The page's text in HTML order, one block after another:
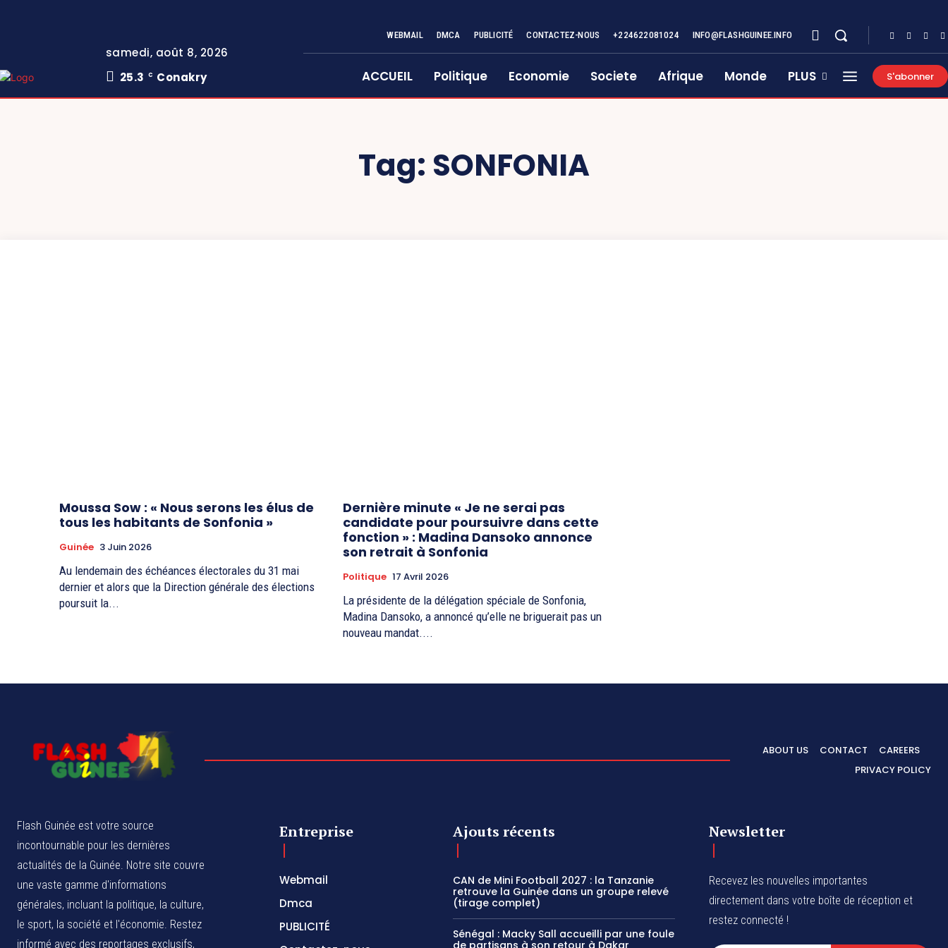
samedi, août 8, 2026
25.3
C Conakry
WEBMAIL DMCA PUBLICITÉ CONTACTEZ-NOUS +224622081024 INFO@FLASHGUINEE.INFO
ACCUEIL Politique Economie Societe Afrique Monde PLUS S'abonner
Tag: SONFONIA
Moussa Sow : « Nous serons les élus de
tous les habitants de Sonfonia »
Guinée 3 Juin 2026
Au lendemain des échéances électorales du 31 mai
dernier et alors que la Direction générale des élections
poursuit la...
Dernière minute « Je ne serai pas
candidate pour poursuivre dans cette
fonction » : Madina Dansoko annonce
son retrait à Sonfonia
Politique 17 Avril 2026
La présidente de la délégation spéciale de Sonfonia,
Madina Dansoko, a annoncé qu’elle ne briguerait pas un
nouveau mandat....
ABOUT US CONTACT
CAREERS
PRIVACY POLICY
Flash Guinée est votre source
incontournable pour les dernières
actualités de la Guinée. Notre site couvre
une vaste gamme d'informations
générales, incluant la politique, la culture,
le sport, la société et l'économie. Restez
informé avec des reportages exclusifs,
Entreprise
Webmail
Dmca
PUBLICITÉ
Ajouts récents
CAN de Mini Football 2027 : la Tanzanie
retrouve la Guinée dans un groupe relevé
(tirage complet)
Sénégal : Macky Sall accueilli par une foule
Newsletter
Recevez les nouvelles importantes
directement dans votre boîte de réception et
restez connecté !